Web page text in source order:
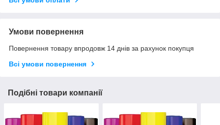
Умови повернення
Повернення товару впродовж 14 днів за рахунок покупця
Всі умови повернення
Подібні товари компанії